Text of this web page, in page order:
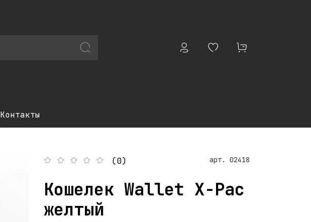
Контакты
(0) арт. 02418
Кошелек Wallet X-Pac
желтый